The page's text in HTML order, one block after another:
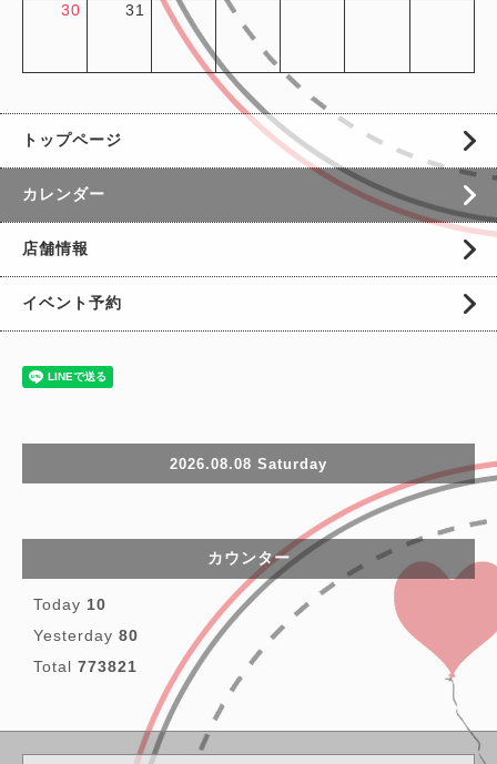
30 31
トップページ
カレンダー
店舗情報
イベント予約
2026.08.08 Saturday
カウンター
Today 10
Yesterday 80
Total 773821